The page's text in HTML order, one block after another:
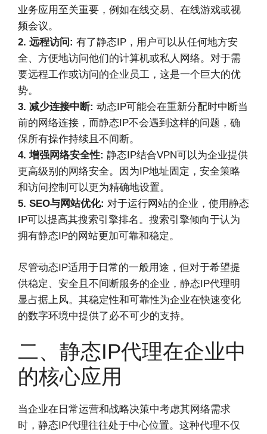
业务应用至关重要，例如在线交易、在线游戏或视
频会议。
2. 远程访问: 有了静态IP，用户可以从任何地方安
全、方便地访问他们的计算机或私人网络。对于需
要远程工作或访问的企业员工，这是一个巨大的优
势。
3. 减少连接中断: 动态IP可能会在重新分配时中断当
前的网络连接，而静态IP不会遇到这样的问题，确
保所有操作持续且不间断。
4. 增强网络安全性: 静态IP结合VPN可以为企业提供
更高级别的网络安全。因为IP地址固定，安全策略
和访问控制可以更为精确地设置。
5. SEO与网站优化: 对于运行网站的企业，使用静态
IP可以提高其搜索引擎排名。搜索引擎倾向于认为
拥有静态IP的网站更加可靠和稳定。
尽管动态IP适用于日常的一般用途，但对于希望提
供稳定、安全且不间断服务的企业，静态IP代理明
显占据上风。其稳定性和可靠性为企业在快速变化
的数字环境中提供了必不可少的支持。
二、静态IP代理在企业中
的核心应用
当企业在日常运营和战略决策中考虑其网络需求
时，静态IP代理往往处于中心位置。这种代理不仅